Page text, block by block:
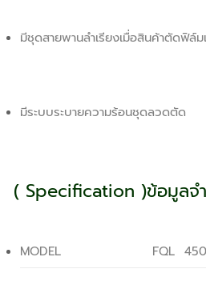
มีชุดสายพานลำเรียงเมื่อสินค้าตัดฟิล์
มีระบบระบายความร้อนชุดลวดตัด
( Specification )ข้อมูลจำ
MODEL FQL 450